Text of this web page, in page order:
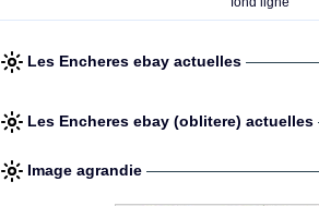
Les Encheres ebay actuelles
Les Encheres ebay (oblitere) actuelles
Image agrandie